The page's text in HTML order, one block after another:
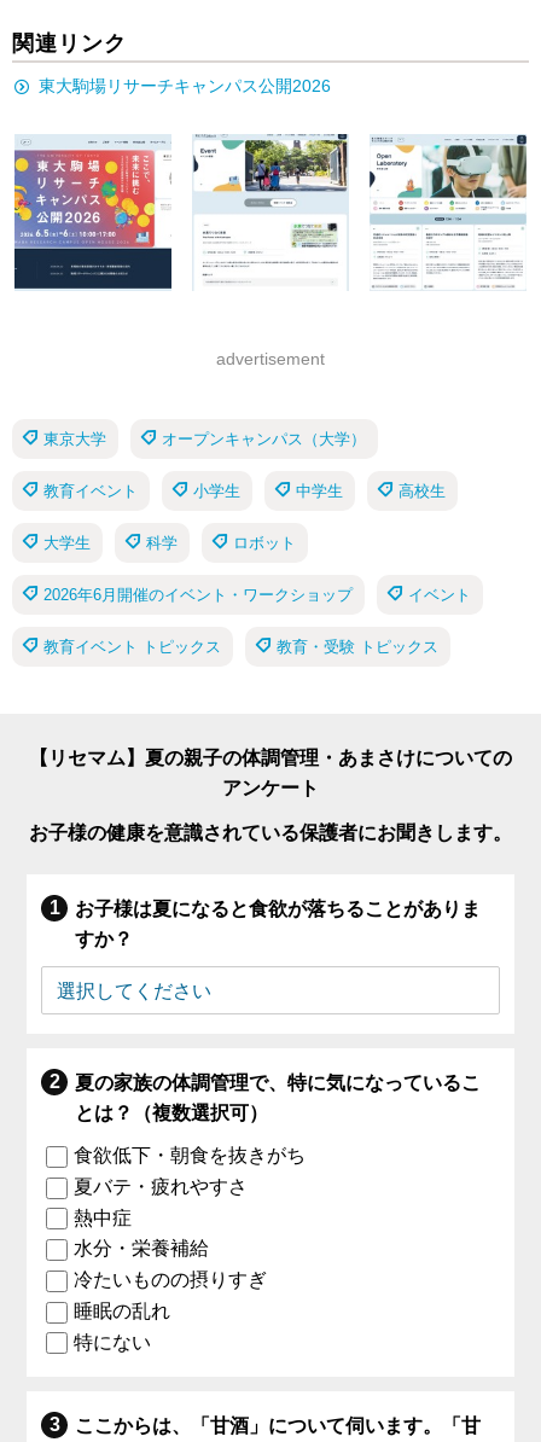
関連リンク
東大駒場リサーチキャンパス公開2026
advertisement
東京大学 オープンキャンパス（大学）
教育イベント 小学生 中学生 高校生
大学生 科学 ロボット
2026年6月開催のイベント・ワークショップ イベント
教育イベント トピックス 教育・受験 トピックス
【リセマム】夏の親子の体調管理・あまさけについての
アンケート
お子様の健康を意識されている保護者にお聞きします。
お子様は夏になると食欲が落ちることがありま
すか？
夏の家族の体調管理で、特に気になっているこ
とは？（複数選択可）
食欲低下・朝食を抜きがち
夏バテ・疲れやすさ
熱中症
水分・栄養補給
冷たいものの摂りすぎ
睡眠の乱れ
特にない
ここからは、「甘酒」について伺います。「甘